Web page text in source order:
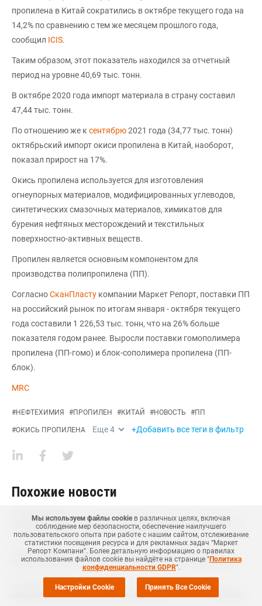
пропилена в Китай сократились в октябре текущего года на
14,2% по сравнению с тем же месяцем прошлого года,
сообщил ICIS.
Таким образом, этот показатель находился за отчетный
период на уровне 40,69 тыс. тонн.
В октябре 2020 года импорт материала в страну составил
47,44 тыс. тонн.
По отношению же к сентябрю2021 года (34,77 тыс. тонн)
октябрьский импорт окиси пропилена в Китай, наоборот,
показал прирост на 17%.
Окись пропилена используется для изготовления
огнеупорных материалов, модифицированных углеводов,
синтетических смазочных материалов, химикатов для
бурения нефтяных месторождений и текстильных
поверхностно-активных веществ.
Пропилен является основным компонентом для
производства полипропилена (ПП).
СогласноСканПласту компании Маркет Репорт, поставки ПП
на российский рынок по итогам января - октября текущего
года составили 1 226,53 тыс. тонн, что на 26% больше
показателя годом ранее. Выросли поставки гомополимера
пропилена (ПП-гомо) и блок-сополимера пропилена (ПП-
блок).
MRC
#НЕФТЕХИМИЯ #ПРОПИЛЕН #КИТАЙ #НОВОСТЬ #ПП
#ОКИСЬ ПРОПИЛЕНА Еще4 +Добавить все теги в фильтр
Похожие новости
27 Декабря
10 Ноября,2021
2021
Мы используем файлы cookieв различных целях, включая
соблюдение мер безопасности, обеспечение наилучшего
пользовательского опыта при работе с нашим сайтом, отслеживание
статистики посещения ресурса и для рекламных задач “Маркет
Репорт Компани”. Более детальную информацию о правилах
использования файлов cookie вы найдёте на странице "Политика
конфиденциальности GDPR".
Настройки Cookie Принять Все Cookie